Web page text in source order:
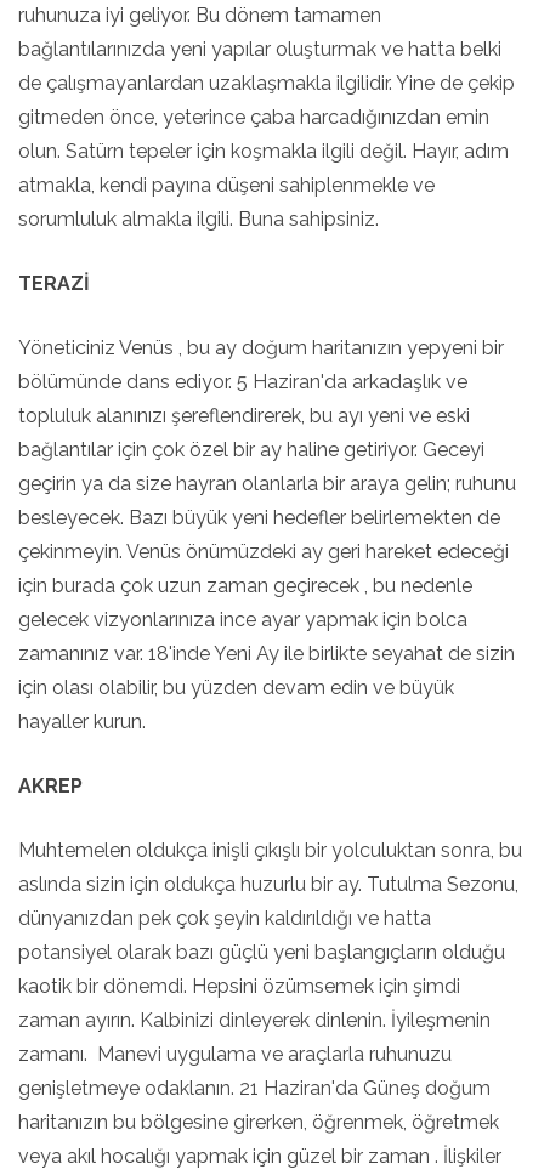
ruhunuza iyi geliyor. Bu dönem tamamen
bağlantılarınızda yeni yapılar oluşturmak ve hatta belki
de çalışmayanlardan uzaklaşmakla ilgilidir. Yine de çekip
gitmeden önce, yeterince çaba harcadığınızdan emin
olun. Satürn tepeler için koşmakla ilgili değil. Hayır, adım
atmakla, kendi payına düşeni sahiplenmekle ve
sorumluluk almakla ilgili. Buna sahipsiniz.
TERAZİ
Yöneticiniz Venüs , bu ay doğum haritanızın yepyeni bir
bölümünde dans ediyor. 5 Haziran'da arkadaşlık ve
topluluk alanınızı şereflendirerek, bu ayı yeni ve eski
bağlantılar için çok özel bir ay haline getiriyor. Geceyi
geçirin ya da size hayran olanlarla bir araya gelin; ruhunu
besleyecek. Bazı büyük yeni hedefler belirlemekten de
çekinmeyin. Venüs önümüzdeki ay geri hareket edeceği
için burada çok uzun zaman geçirecek , bu nedenle
gelecek vizyonlarınıza ince ayar yapmak için bolca
zamanınız var. 18'inde Yeni Ay ile birlikte seyahat de sizin
için olası olabilir, bu yüzden devam edin ve büyük
hayaller kurun.
AKREP
Muhtemelen oldukça inişli çıkışlı bir yolculuktan sonra, bu
aslında sizin için oldukça huzurlu bir ay. Tutulma Sezonu,
dünyanızdan pek çok şeyin kaldırıldığı ve hatta
potansiyel olarak bazı güçlü yeni başlangıçların olduğu
kaotik bir dönemdi. Hepsini özümsemek için şimdi
zaman ayırın. Kalbinizi dinleyerek dinlenin. İyileşmenin
zamanı. Manevi uygulama ve araçlarla ruhunuzu
genişletmeye odaklanın. 21 Haziran'da Güneş doğum
haritanızın bu bölgesine girerken, öğrenmek, öğretmek
veya akıl hocalığı yapmak için güzel bir zaman . İlişkiler